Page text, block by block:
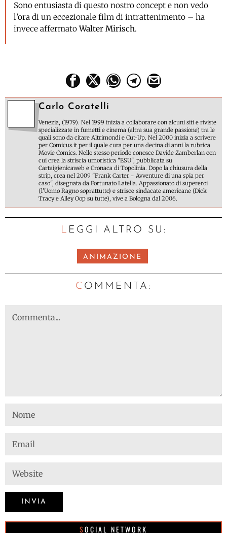
Sono entusiasta di questo nostro concept e non vedo
l’ora di un eccezionale film di intrattenimento – ha
invece affermatoWalter Mirisch.
Carlo Coratelli
Venezia, (1979). Nel 1999 inizia a collaborare con alcuni siti e riviste
specializzate in fumetti e cinema (altra sua grande passione) tra le
quali sono da citare Altrimondi e Cut-Up. Nel 2000 inizia a scrivere
per Comicus.it per il quale cura per una decina di anni la rubrica
Movie Comics. Nello stesso periodo conosce Davide Zamberlan con
cui crea la striscia umoristica "ESU", pubblicata su
Cartaigienicaweb e Cronaca di Topolinia. Dopo la chiusura della
strip, crea nel 2009 "Frank Carter - Avventure di una spia per
caso", disegnata da Fortunato Latella. Appassionato di supereroi
(l'Uomo Ragno soprattutto) e strisce sindacate americane (Dick
Tracy e Alley Oop su tutte), vive a Bologna dal 2006.
LEGGI ALTRO SU:
ANIMAZIONE
C OMMENTA:
SOCIAL NETWORK